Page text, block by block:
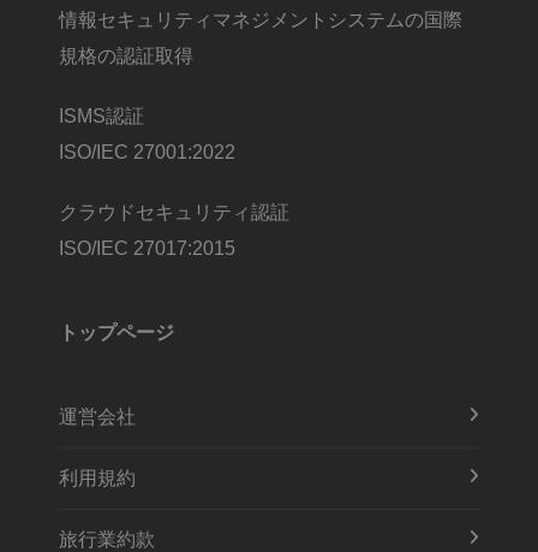
情報セキュリティマネジメントシステムの国際
規格の認証取得
ISMS認証
ISO/IEC 27001:2022
クラウドセキュリティ認証
ISO/IEC 27017:2015
トップページ
運営会社
利用規約
旅行業約款